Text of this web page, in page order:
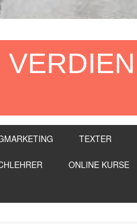
TEXTER
ONLINE KURSE